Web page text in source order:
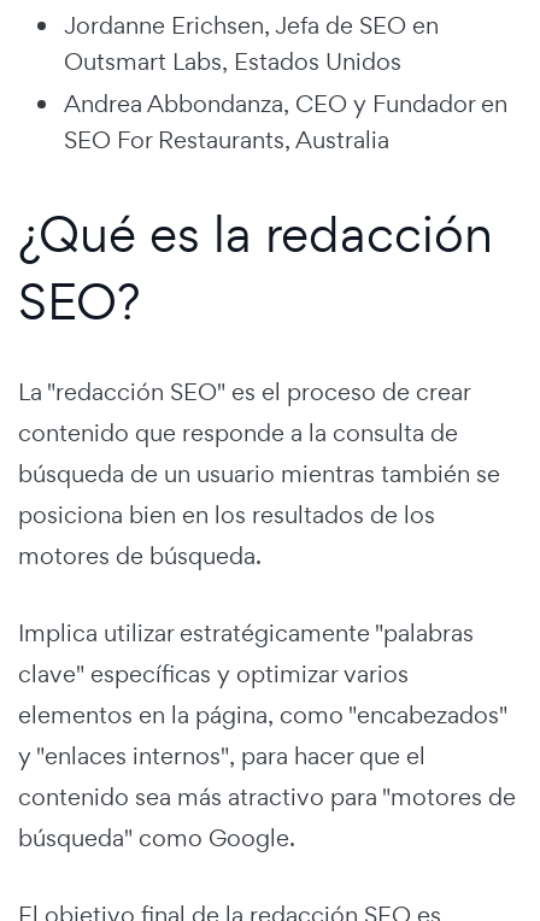
Jordanne Erichsen, Jefa de SEO en
Outsmart Labs, Estados Unidos
Andrea Abbondanza, CEO y Fundador en
SEO For Restaurants, Australia
¿Qué es la redacción
SEO?
La "redacción SEO" es el proceso de crear
contenido que responde a la consulta de
búsqueda de un usuario mientras también se
posiciona bien en los resultados de los
motores de búsqueda.
Implica utilizar estratégicamente "palabras
clave" específicas y optimizar varios
elementos en la página, como "encabezados"
y "enlaces internos", para hacer que el
contenido sea más atractivo para "motores de
búsqueda" como Google.
El objetivo final de la redacción SEO es